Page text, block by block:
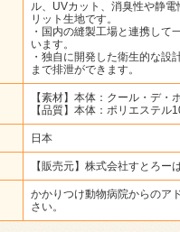
ル、UVカット、消臭性や静
リット生地です。
・国内の縫製工場と連携して
います。
・独自に開発した衛生的な設
まで排泄ができます。
【素材】本体：クール・デ・
【品質】本体：ポリエステル
日本
【販売元】株式会社すとろー
かかりつけ動物病院からのア
さい。